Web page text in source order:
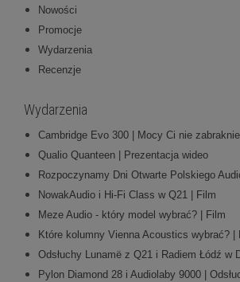
Nowości
Promocje
Wydarzenia
Recenzje
Wydarzenia
Cambridge Evo 300 | Mocy Ci nie
Qualio Quanteen | Prezentacja wideo
Rozpoczynamy Dni Otwarte Polskiego
NowakAudio i Hi-Fi Class w Q21 | Film
Meze Audio - który model wybrać? | Film
Które kolumny Vienna Acoustics wybrać? |
Odsłuchy Lunamë z Q21 i Radiem Łódź w
Pylon Diamond 28 i Audiolaby 9000 |